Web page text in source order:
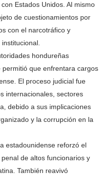
Estados Unidos. Al mismo
de cuestionamientos por
con el narcotráfico y
hondureñas
que enfrentara cargos
El proceso judicial fue
internacionales, sectores
debido a sus implicaciones
y la corrupción en la
estadounidense reforzó el
de altos funcionarios y
También reavivó